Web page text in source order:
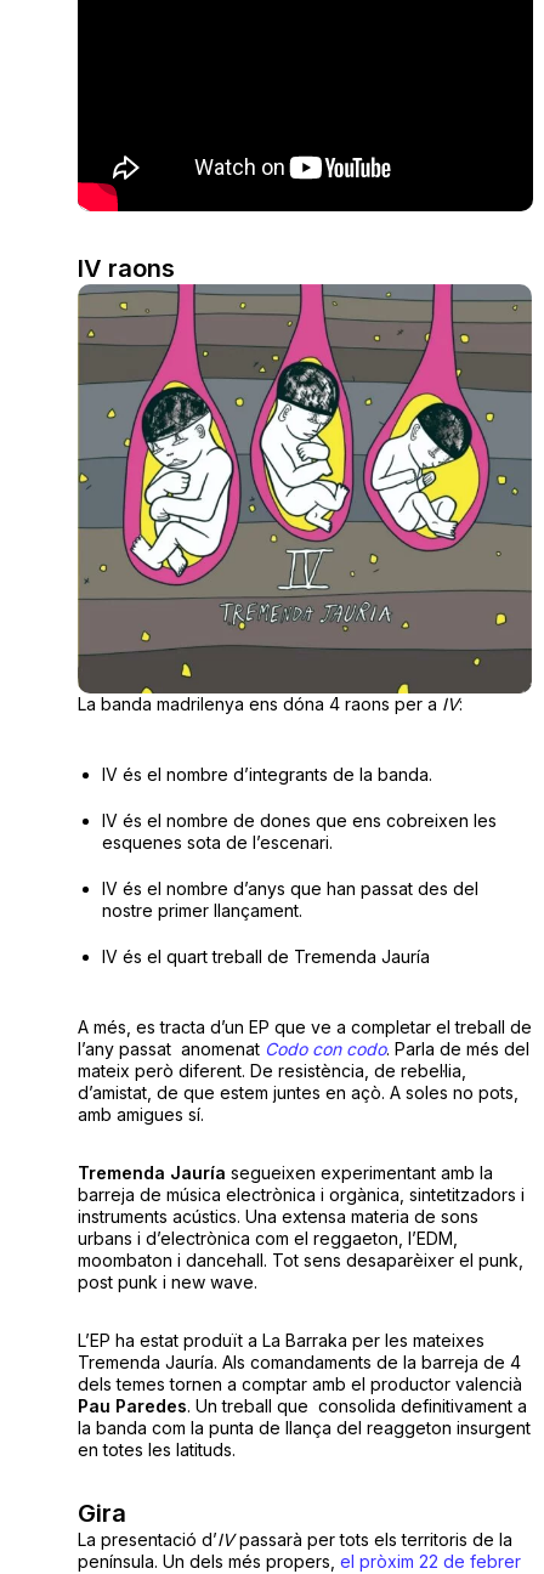
IV raons
La banda madrilenya ens dóna 4 raons per a IV:
IV és el nombre d’integrants de la banda.
IV és el nombre de dones que ens cobreixen les
esquenes sota de l’escenari.
IV és el nombre d’anys que han passat des del
nostre primer llançament.
IV és el quart treball de Tremenda Jauría
A més, es tracta d’un EP que ve a completar el treball de
l’any passat anomenat Codo con codo. Parla de més del
mateix però diferent. De resistència, de rebel·lia,
d’amistat, de que estem juntes en açò. A soles no pots,
amb amigues sí.
Tremenda Jauría segueixen experimentant amb la
barreja de música electrònica i orgànica, sintetitzadors i
instruments acústics. Una extensa materia de sons
urbans i d’electrònica com el reggaeton, l’EDM,
moombaton i dancehall. Tot sens desaparèixer el punk,
post punk i new wave.
L’EP ha estat produït a La Barraka per les mateixes
Tremenda Jauría. Als comandaments de la barreja de 4
dels temes tornen a comptar amb el productor valencià
Pau Paredes. Un treball que consolida definitivament a
la banda com la punta de llança del reaggeton insurgent
en totes les latituds.
Gira
La presentació d’IVpassarà per tots els territoris de la
península. Un dels més propers, el pròxim 22 de febrer